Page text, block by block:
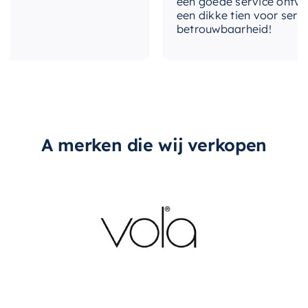
een dikke tien voor
betrouwbaarheid!
A merken die wij verkopen